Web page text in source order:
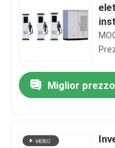
Miglior prezzo